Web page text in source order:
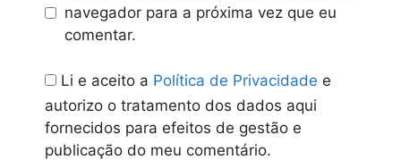
navegador para a próxima vez que eu
comentar.
Li e aceito a Política de Privacidade e
autorizo o tratamento dos dados aqui
fornecidos para efeitos de gestão e
publicação do meu comentário.